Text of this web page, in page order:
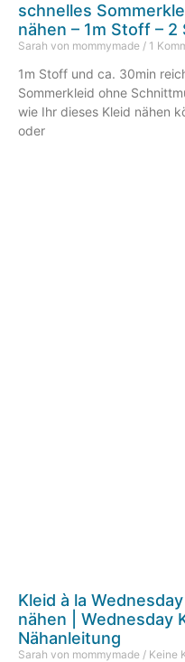
schnelles
nähen – 1m Stoff – 2
Sarah von mommymade 1
1m Stoff und ca. 30min
Sommerkleid ohne
wie Ihr dieses Kleid nähen
oder
Kleid à la
nähen | Wednesday
Nähanleitung
Sarah von mommymade Keine